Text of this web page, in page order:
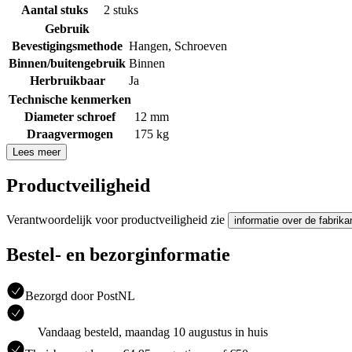
Aantal stuks
2 stuks
Gebruik
Bevestigingsmethode Hangen, Schroeven
Binnen/buitengebruik Binnen
Herbruikbaar
Ja
Technische kenmerken
Diameter schroef
12 mm
Draagvermogen
175 kg
Lees meer
Productveiligheid
Verantwoordelijk voor productveiligheid zie informatie over de
Bestel- en bezorginformatie
Bezorgd door PostNL
Vandaag besteld, maandag 10 augustus in huis